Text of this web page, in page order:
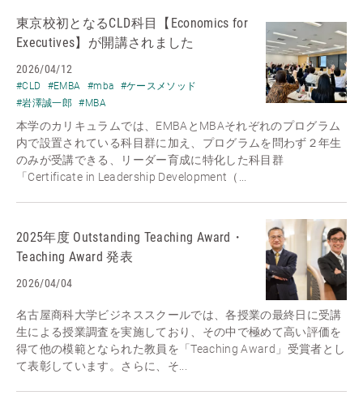
東京校初となるCLD科目【Economics for
Executives】が開講されました
2026/04/12
#CLD #EMBA #mba
#ケースメソッド
#岩澤誠一郎
#MBA
本学のカリキュラムでは、EMBAとMBAそれぞれのプログラム
内で設置されている科目群に加え、プログラムを問わず２年生
のみが受講できる、リーダー育成に特化した科目群
「Certificate in Leadership Development（...
2025年度 Outstanding Teaching Award・
Teaching Award 発表
2026/04/04
名古屋商科大学ビジネススクールでは、各授業の最終日に受講
生による授業調査を実施しており、その中で極めて高い評価を
得て他の模範となられた教員を「Teaching Award」受賞者とし
て表彰しています。さらに、そ...